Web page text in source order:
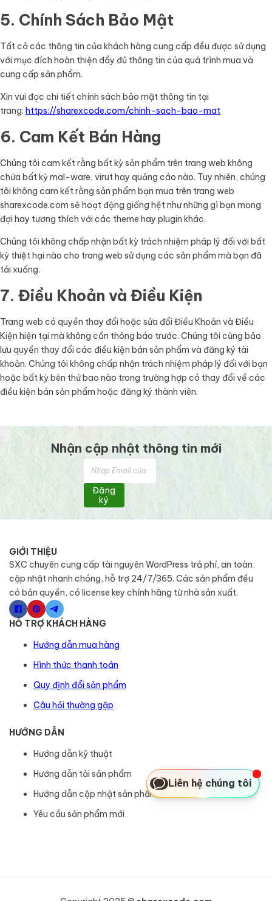
5. Chính Sách Bảo Mật
Tất cả các thông tin của khách hàng cung cấp đều được sử dụng
với mục đích hoàn thiện đầy đủ thông tin của quá trình mua và
cung cấp sản phẩm.
Xin vui đọc chi tiết chính sách bảo mật thông tin tại
trang: https://sharexcode.com/chinh-sach-bao-mat
6. Cam Kết Bán Hàng
Chúng tôi cam kết rằng bất kỳ sản phẩm trên trang web không
chứa bất kỳ mal-ware, virut hay quảng cáo nào. Tuy nhiên, chúng
tôi không cam kết rằng sản phẩm bạn mua trên trang web
sharexcode.com sẽ hoạt động giống hệt như những gì bạn mong
đợi hay tương thích với các theme hay plugin khác.
Chúng tôi không chấp nhận bất kỳ trách nhiệm pháp lý đối với bất
kỳ thiệt hại nào cho trang web sử dụng các sản phẩm mà bạn đã
tải xuống.
7. Điều Khoản và Điều Kiện
Trang web có quyền thay đổi hoặc sửa đổi Điều Khoản và Điều
Kiện hiện tại mà không cần thông báo trước. Chúng tôi cũng bảo
lưu quyền thay đổi các điều kiện bán sản phẩm và đăng ký tài
khoản. Chúng tôi không chấp nhận trách nhiệm pháp lý đối với bạn
hoặc bất kỳ bên thứ bao nào trong trường hợp có thay đổi về các
điều kiện bán sản phẩm hoặc đăng ký thành viên.
Nhận cập nhật thông tin mới
Đăng
ký
GIỚI THIỆU
SXC chuyên cung cấp tài nguyên WordPress trả phí, an toàn,
cập nhật nhanh chóng, hỗ trợ 24/7/365. Các sản phẩm đều
có bản quyền, có license key chính hãng từ nhà sản xuất.
HỖ TRỢ KHÁCH HÀNG
Hướng dẫn mua hàng
Hình thức thanh toán
Quy định đổi sản phẩm
Câu hỏi thường gặp
HƯỚNG DẪN
Hướng dẫn kỹ thuật
Hướng dẫn tải sản phẩm
Hướng dẫn cập nhật sản phẩm
Yêu cầu sản phẩm mới
Liên hệ chúng tôi